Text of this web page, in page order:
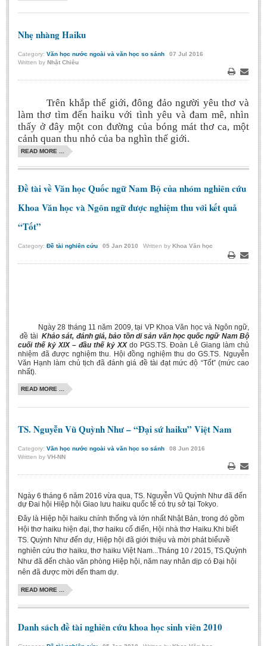
Nhẹ nhàng Haiku
Category: Văn học nước ngoài và văn học so sánh 07 Jul 2016
Written by Nhật Chiêu
PrintEmail
Trên khắp thế giới, đông đảo người yêu thơ và
làm thơ tìm đến haiku với tình yêu và đam mê, nhìn
thấy ở đây một con đường của bóng mát thơ ca, một
cảnh quan thu nhỏ của ba nghìn thế giới.
READ MORE ...
Đề tài về Văn học Quốc ngữ Nam Bộ của nhóm nghiên cứu
Khoa Văn học và Ngôn ngữ được nghiệm thu với kết quả
“Tốt”
Category: Đề tài nghiên cứu 05 Jan 2010 Written by Khoa Văn học
PrintEmail
Ngày 28 tháng 11 năm 2009, tại VP Khoa Văn học và Ngôn ngữ,
đề tàiKhảo sát, đánh giá, bảo tồn di sản văn học quốc ngữ Nam Bộ
cuối thế kỷ XIX – đầu thế kỷ XXdo PGS.TS. Đoàn Lê Giang làm chủ
nhiệm đã được nghiệm thu. Hội đồng nghiệm thu do GS.TS. Nguyễn
Văn Hạnh làm chủ tịch đã đánh giá đề tài đạt mức độ “Tốt” (mức cao
nhất).
READ MORE ...
TS. Nguyễn Vũ Quỳnh Như – “Đại sứ haiku” Việt Nam
Category: Văn học nước ngoài và văn học so sánh 08 Jun 2016
Written by VH-NN
PrintEmail
Ngày 6 tháng 6 năm 2016 vừa qua, TS. Nguyễn Vũ Quỳnh Như đã đến
dự Đai hội Hiệp hội Giao lưu haiku quốc tế có trụ sở tại Tokyo.
Đây là Hiệp hội haiku chính thống và lớn nhất Nhật Bản, trong đó gồm
Hội thơ haiku hiện đại, thơ haiku cổ điển, Hội nhà thơ Haiku.Khi biết
TS. Quỳnh Như đến dự, Hiệp hội đã giới thiệu và mời phát biểuvề
nghiên cứu thơ haiku, thơ haiku Việt Nam...Tháng 10 / 2015, TS.Quỳnh
Như đã đến chào văn phòng Hiệp hội, năm nay nhân dịp có Đại hội
nên đã được mời đến tham dự.
READ MORE ...
Danh sách đề tài nghiên cứu khoa học sinh viên 2010